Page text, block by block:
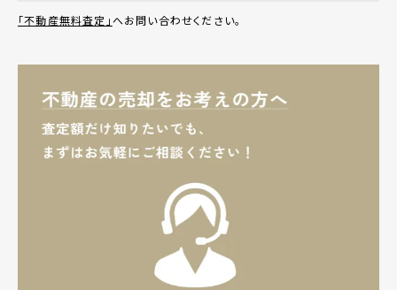
「不動産無料査定」へお問い合わせください。